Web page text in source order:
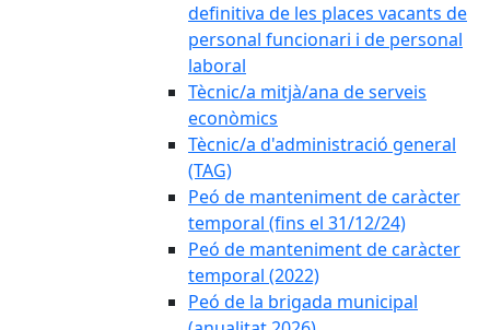
definitiva de les places vacants de
personal funcionari i de personal
laboral
Tècnic/a mitjà/ana de serveis
econòmics
Tècnic/a d'administració general
(TAG)
Peó de manteniment de caràcter
temporal (fins el 31/12/24)
Peó de manteniment de caràcter
temporal (2022)
Peó de la brigada municipal